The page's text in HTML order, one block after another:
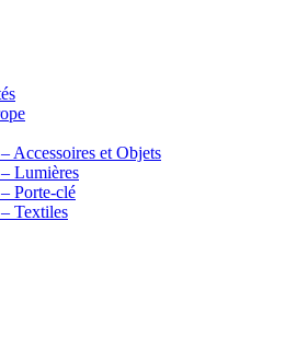
Accessoires et Objets
Lumières
Porte-clé
Textiles